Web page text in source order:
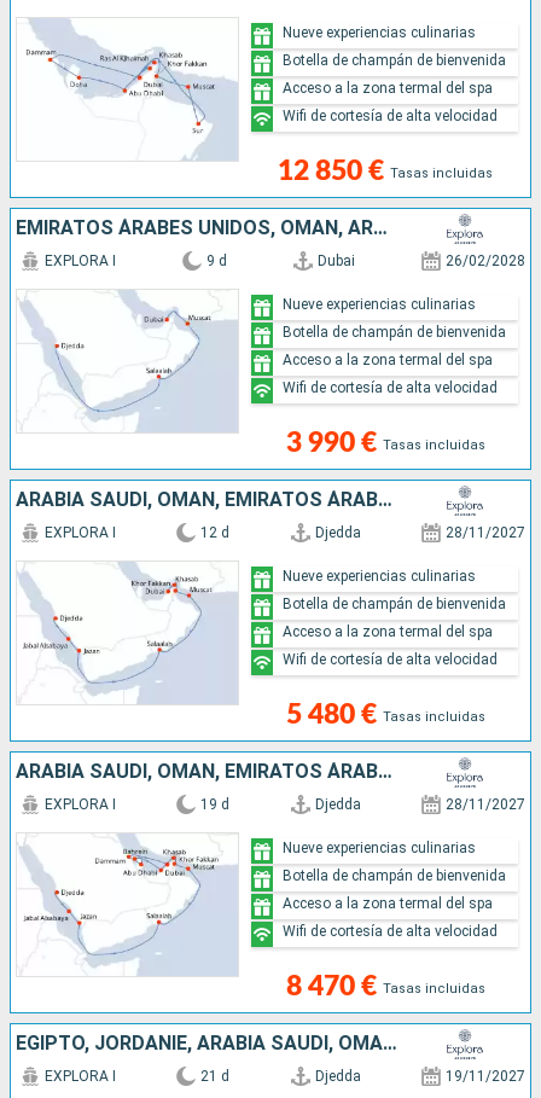
12 850 € Tasas incluidas
Nueve experiencias culinarias
Botella de champán de bienvenida
Acceso a la zona termal del spa
Wifi de cortesía de alta velocidad
EMIRATOS ÁRABES UNIDOS, OMAN, ARABIA SAUDÍ
EXPLORA I 9 d Dubai 26/02/2028
3 990 € Tasas incluidas
Nueve experiencias culinarias
Botella de champán de bienvenida
Acceso a la zona termal del spa
Wifi de cortesía de alta velocidad
ARABIA SAUDÍ, OMAN, EMIRATOS ÁRABES UNIDOS
EXPLORA I 12 d Djedda 28/11/2027
5 480 € Tasas incluidas
Nueve experiencias culinarias
Botella de champán de bienvenida
Acceso a la zona termal del spa
Wifi de cortesía de alta velocidad
ARABIA SAUDÍ, OMAN, EMIRATOS ÁRABES UNIDOS, BAHREÏN, QATAR
EXPLORA I 19 d Djedda 28/11/2027
8 470 € Tasas incluidas
Nueve experiencias culinarias
Botella de champán de bienvenida
Acceso a la zona termal del spa
Wifi de cortesía de alta velocidad
EGIPTO, JORDANIE, ARABIA SAUDÍ, OMAN, EMIRATOS ÁRABES UNIDOS
EXPLORA I 21 d Djedda 19/11/2027